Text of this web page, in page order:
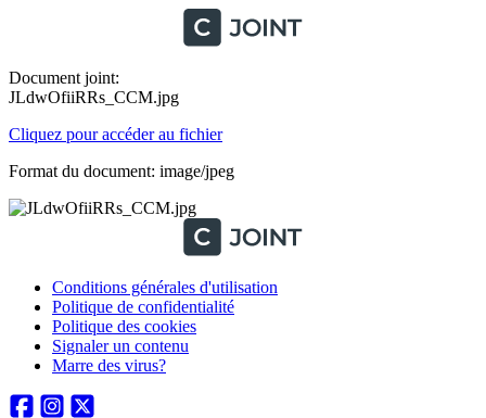
Document joint:
JLdwOfiiRRs_CCM.jpg
Cliquez pour accéder au fichier
Format du document: image/jpeg
Conditions générales d'utilisation
Politique de confidentialité
Politique des cookies
Signaler un contenu
Marre des virus?